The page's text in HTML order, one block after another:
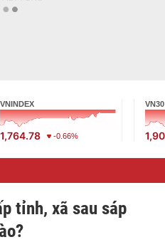
VNINDEX
1,764.78 -0.66%
VN30
tỉnh, xã sau sáp